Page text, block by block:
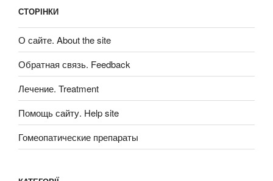
СТОРІНКИ
О сайте. About the site
Обратная связь. Feedback
Лечение. Treatment
Помощь сайту. Help site
Гомеопатические препараты